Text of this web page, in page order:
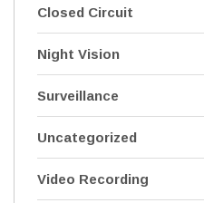
Closed Circuit
Night Vision
Surveillance
Uncategorized
Video Recording